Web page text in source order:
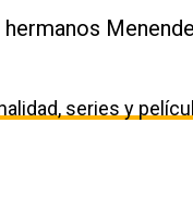
series y